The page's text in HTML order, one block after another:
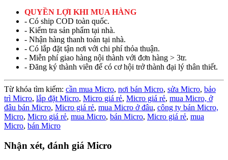
QUYỀN LỢI KHI MUA HÀNG
- Có ship COD toàn quốc.
- Kiểm tra sản phẩm tại nhà.
- Nhận hàng thanh toán tại nhà.
- Có lắp đặt tận nơi với chi phí thỏa thuận.
- Miễn phí giao hàng nội thành với đơn hàng > 3tr.
- Đăng ký thành viên để có cơ hội trở thành đại lý thân thiết.
Từ khóa tìm kiếm: cần mua Micro, nơi bán Micro, sửa Micro, bảo
trì Micro, lắp đặt Micro, Micro giá rẻ, Micro giá rẻ, mua Micro, ở
đâu bán Micro, Micro giá rẻ, mua Micro ở đâu, công ty bán Micro,
Micro, Micro giá rẻ, mua Micro, bán Micro, Micro giá rẻ, mua
Micro, bán Micro
Nhận xét, đánh giá Micro